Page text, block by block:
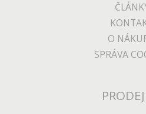
O
SPRÁVA